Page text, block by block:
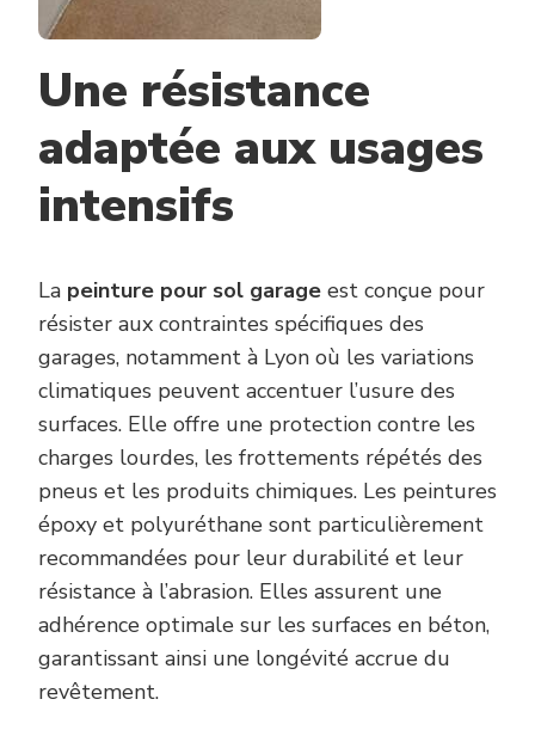
Une résistance
adaptée aux usages
intensifs
La peinture pour sol garage est conçue pour
résister aux contraintes spécifiques des
garages, notamment à Lyon où les variations
climatiques peuvent accentuer l’usure des
surfaces. Elle offre une protection contre les
charges lourdes, les frottements répétés des
pneus et les produits chimiques. Les peintures
époxy et polyuréthane sont particulièrement
recommandées pour leur durabilité et leur
résistance à l’abrasion. Elles assurent une
adhérence optimale sur les surfaces en béton,
garantissant ainsi une longévité accrue du
revêtement.